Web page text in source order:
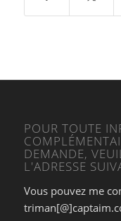
POUR TOUTE
DEMANDE,
L'ADRESSE
Vous pouvez me